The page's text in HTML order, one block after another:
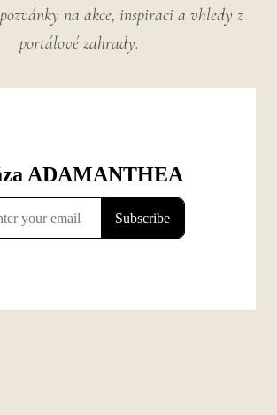
na akce, inspiraci a vhledy z
portálové zahrady.